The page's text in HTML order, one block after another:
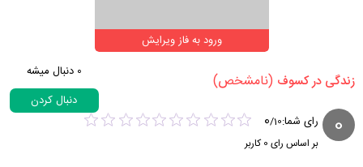
ورود به فاز ویرایش
‏زندگی در کسوف‏ (نامشخص) 0 دنبال میشه
دنبال کردن
0 رای شما: 0/10
بر اساس رای 0کاربر